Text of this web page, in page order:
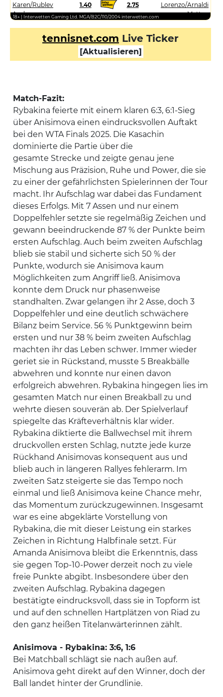
Karen/Rublev
Andrey
1.40 2.75
Lorenzo/Arnaldi
Matteo
18+ | Interwetten Gaming Ltd. MGA/B2C/110/2004 interwetten.com
tennisnet.com Live Ticker
[Aktualisieren]
Match-Fazit:
Rybakina feierte mit einem klaren 6:3, 6:1-Sieg
über Anisimova einen eindrucksvollen Auftakt
bei den WTA Finals 2025. Die Kasachin
dominierte die Partie über die
gesamte Strecke und zeigte genau jene
Mischung aus Präzision, Ruhe und Power, die sie
zu einer der gefährlichsten Spielerinnen der Tour
macht. Ihr Aufschlag war dabei das Fundament
dieses Erfolgs. Mit 7 Assen und nur einem
Doppelfehler setzte sie regelmäßig Zeichen und
gewann beeindruckende 87 % der Punkte beim
ersten Aufschlag. Auch beim zweiten Aufschlag
blieb sie stabil und sicherte sich 50 % der
Punkte, wodurch sie Anisimova kaum
Möglichkeiten zum Angriff ließ. Anisimova
konnte dem Druck nur phasenweise
standhalten. Zwar gelangen ihr 2 Asse, doch 3
Doppelfehler und eine deutlich schwächere
Bilanz beim Service. 56 % Punktgewinn beim
ersten und nur 38 % beim zweiten Aufschlag
machten ihr das Leben schwer. Immer wieder
geriet sie in Rückstand, musste 5 Breakbälle
abwehren und konnte nur einen davon
erfolgreich abwehren. Rybakina hingegen lies im
gesamten Match nur einen Breakball zu und
wehrte diesen souverän ab. Der Spielverlauf
spiegelte das Kräfteverhältnis klar wider.
Rybakina diktierte die Ballwechsel mit ihrem
druckvollen ersten Schlag, nutzte jede kurze
Rückhand Anisimovas konsequent aus und
blieb auch in längeren Rallyes fehlerarm. Im
zweiten Satz steigerte sie das Tempo noch
einmal und ließ Anisimova keine Chance mehr,
das Momentum zurückzugewinnen. Insgesamt
war es eine abgeklärte Vorstellung von
Rybakina, die mit dieser Leistung ein starkes
Zeichen in Richtung Halbfinale setzt. Für
Amanda Anisimova bleibt die Erkenntnis, dass
sie gegen Top-10-Power derzeit noch zu viele
freie Punkte abgibt. Insbesondere über den
zweiten Aufschlag. Rybakina dagegen
bestätigte eindrucksvoll, dass sie in Topform ist
und auf den schnellen Hartplätzen von Riad zu
den ganz heißen Titelanwärterinnen zählt.
Anisimova - Rybakina: 3:6, 1:6
Bei Matchball schlägt sie nach außen auf.
Anisimova geht direkt auf den Winner, doch der
Ball landet hinter der Grundlinie.